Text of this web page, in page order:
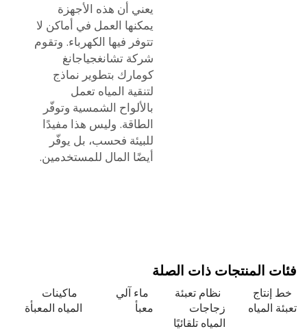
يعني أن هذه الأجهزة
يمكنها العمل في أماكن لا
تتوفر فيها الكهرباء. وتقوم
شركة تشانغجياجانغ
كومارك بتطوير نماذج
لتنقية المياه تعمل
بالألواح الشمسية وتوفّر
الطاقة. وليس هذا مفيدًا
للبيئة فحسب، بل يوفّر
أيضًا المال للمستخدمين.
المنتجات ذات الصلة
المياه
نظام تعبئة
زجاجات
المياه تلقائيًا
ماء آلي
ماكينات
المياه المعبأة